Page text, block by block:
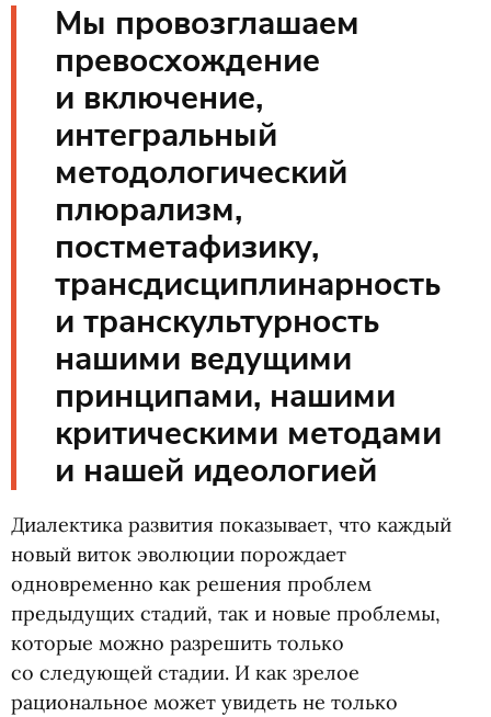
Мы провозглашаем
превосхождение
и включение,
интегральный
методологический
плюрализм,
постметафизику,
трансдисциплинарность
и транскультурность
нашими ведущими
принципами, нашими
критическими методами
и нашей идеологией
Диалектика развития показывает, что каждый
новый виток эволюции порождает
одновременно как решения проблем
предыдущих стадий, так и новые проблемы,
которые можно разрешить только
со следующей стадии. И как зрелое
рациональное может увидеть не только